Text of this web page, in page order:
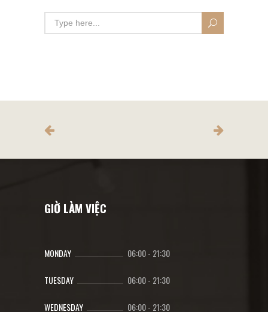
GIỜ LÀM VIỆC
MONDAY 06:00- 21:30
TUESDAY 06:00- 21:30
WEDNESDAY 06:00- 21:30